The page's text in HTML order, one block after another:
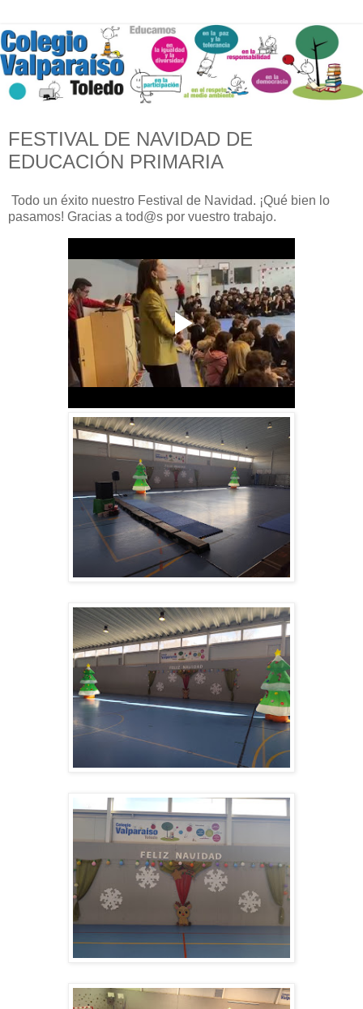
FESTIVAL DE NAVIDAD DE
EDUCACIÓN PRIMARIA
Todo un éxito nuestro Festival de Navidad. ¡Qué bien lo
pasamos! Gracias a tod@s por vuestro trabajo.